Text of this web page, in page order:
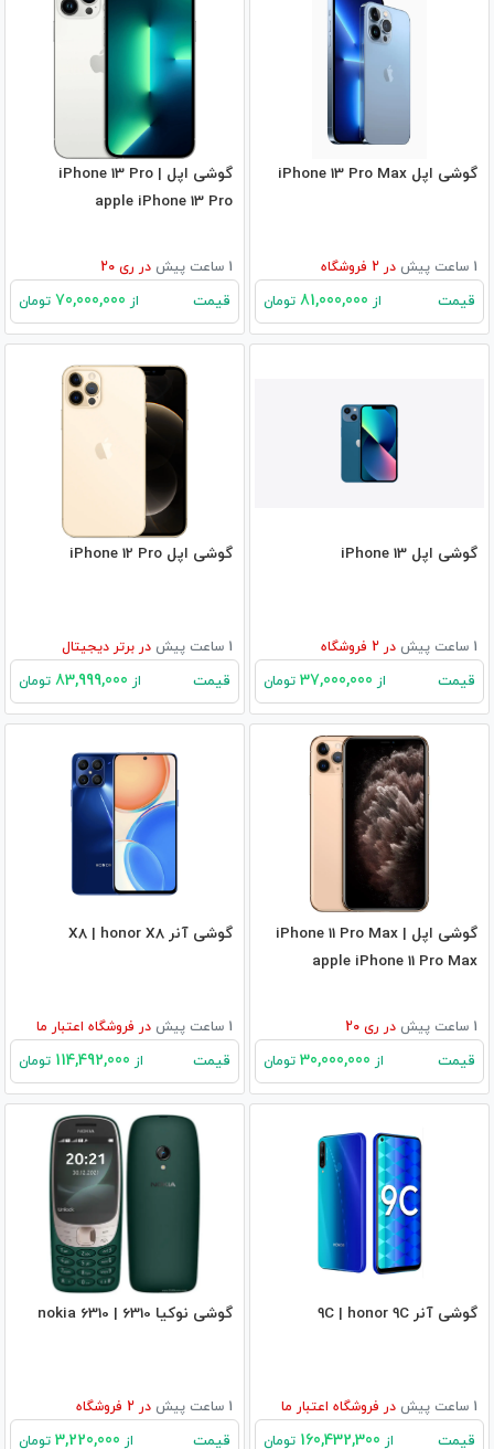
گوشی اپل iPhone 13 Pro Max
1 ساعت پیش در فروشگاه
قیمت از تومان
گوشی اپل iPhone 13 Pro |
apple iPhone 13 Pro
1 ساعت پیش در ری 20
قیمت از تومان
گوشی اپل iPhone 13
1 ساعت پیش در فروشگاه
قیمت از تومان
گوشی اپل iPhone 12 Pro
1 ساعت پیش در برتر دیجیتال
قیمت از تومان
گوشی اپل iPhone 11 Pro Max |
apple iPhone 11 Pro Max
1 ساعت پیش در ری 20
قیمت از تومان
گوشی آنر X8 | honor X8
1 ساعت پیش در فروشگاه اعتبار ما
قیمت از تومان
گوشی آنر 9C | honor 9C
1 ساعت پیش در فروشگاه اعتبار ما
قیمت از تومان
گوشی نوکیا 6310 | nokia 6310
1 ساعت پیش در فروشگاه
قیمت از تومان